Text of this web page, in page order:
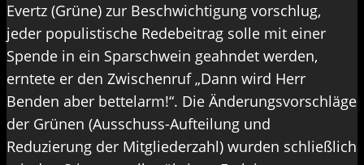
Evertz (Grüne) zur Beschwichtigung vorschlug,
jeder populistische Redebeitrag solle mit einer
Spende in ein Sparschwein geahndet werden,
erntete er den Zwischenruf „Dann wird Herr
Benden aber bettelarm!“. Die Änderungsvorschläge
der Grünen (Ausschuss-Aufteilung und
Reduzierung der Mitgliederzahl) wurden schließlich